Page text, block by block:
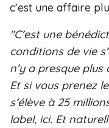
c’est une affaire
"C’est une
conditions de vie
n’y a presque plus
Et si vous prenez
s’élève à 25
label, ici. Et